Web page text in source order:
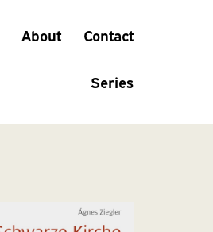
About Contact
Series